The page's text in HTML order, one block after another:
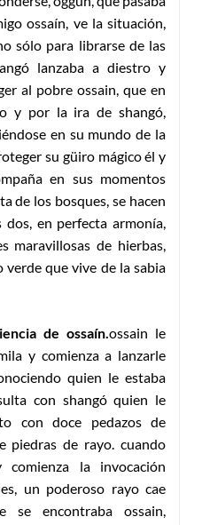
ossaín, ve la situación,
sólo para librarse de las
lanzaba a diestro y
al pobre ossain, que en
y por la ira de shangó,
en su mundo de la
su güiro mágico él y
en sus momentos
de los bosques, se hacen
dos, en perfecta armonía,
maravillosas de hierbas,
que vive de la sabia
de ossaín.ossain le
y comienza a lanzarle
quien le estaba
con shangó quien le
con doce pedazos de
piedras de rayo. cuando
la invocación
un poderoso rayo cae
se encontraba ossain,